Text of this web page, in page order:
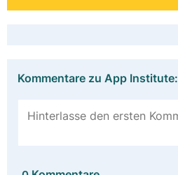
Kommentare zu App Institute: